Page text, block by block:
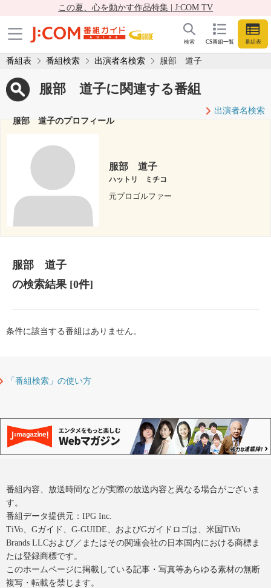
この夏、心を動かす作品特集 | J:COM TV
CS番組一覧 番組表
検索
番組表 番組検索 出演者名検索 服部 道子
服部 道子に関連する番組
出演者名検索
服部 道子のプロフィール
服部 道子
ハットリ ミチコ
元プロゴルファー
服部 道子
の検索結果[0件]
条件に該当する番組はありません。
「番組検索」の使い方
番組内容、放送時間などが実際の放送内容と異なる場合がございま
す。
番組データ提供元：IPG Inc.
TiVo、Gガイド、G-GUIDE、およびGガイドロゴは、米国TiVo
Brands LLCおよび／またはその関連会社の日本国内における商標ま
たは登録商標です。
このホームページに掲載している記事・写真等あらゆる素材の無断
複写・転載を禁じます。